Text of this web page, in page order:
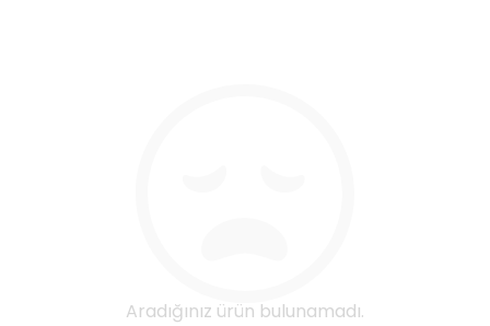
Aradığınız ürün bulunamadı.